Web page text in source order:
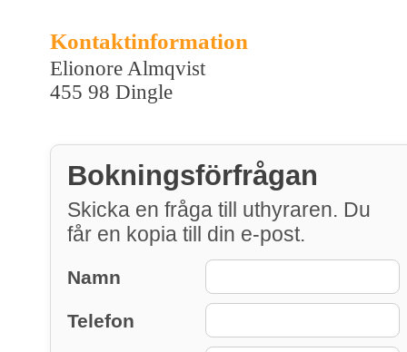
Kontaktinformation
Elionore Almqvist
455 98 Dingle
Bokningsförfrågan
Skicka en fråga till uthyraren. Du
får en kopia till din e-post.
Namn
Telefon